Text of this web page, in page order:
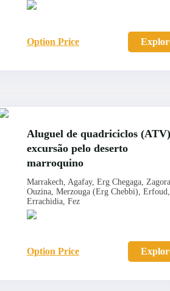
Option Price
Aluguel de quadriciclos
excursão pelo deserto
marroquino
Marrakech, Agafay, Erg Chegaga,
Ouzina, Merzouga (Erg Chebbi), Erfoud,
Errachidia, Fez
Option Price